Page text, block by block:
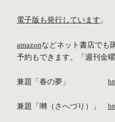
電子版も発行しています。
amazonなどネット書店でも
予約もできます。「週刊金
兼題「春の夢」
兼題「囀（さへづり）」